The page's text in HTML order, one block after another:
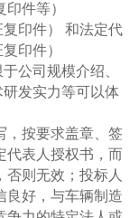
件等）
复印件） 和法定代
印件）
公司规模介绍、
发实力等可以体
，按要求盖章、签
代表人授权书，而
则无效；投标人
良好，与车辆制造